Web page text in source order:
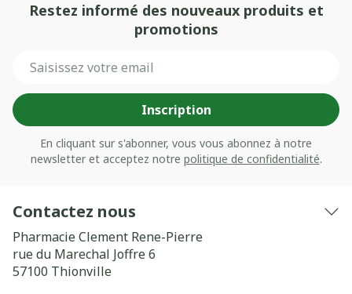
Restez informé des nouveaux produits et
promotions
Inscription
En cliquant sur s'abonner, vous vous abonnez à notre
newsletter et acceptez notre politique de confidentialité.
Contactez nous
Pharmacie Clement Rene-Pierre
rue du Marechal Joffre 6
57100 Thionville